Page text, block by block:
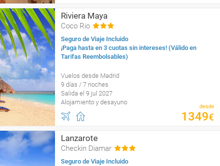
Riviera Maya
Coco Rio
Seguro de Viaje Incluido
¡Paga hasta en 3 cuotas sin intereses! (Válido en
Tarifas Reembolsables)
Vuelos desde Madrid
9 días / 7 noches
Salida el 9 jul 2027
Alojamiento y desayuno
desde
1349€
Lanzarote
Checkin Diamar
Seguro de Viaje Incluido